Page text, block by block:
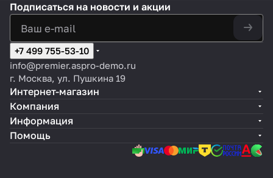
Подписаться на новости и акции
+7 499 755-53-10
info@premier.aspro-demo.ru
г. Москва, ул. Пушкина 19
Интернет-магазин
Компания
Информация
Помощь